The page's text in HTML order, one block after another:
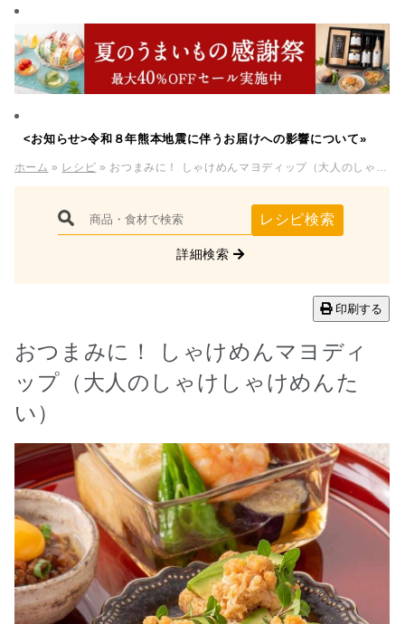
<お知らせ>令和８年熊本地震に伴うお届けへの影響について»
ホーム » レシピ » おつまみに！ しゃけめんマヨディップ（大人のしゃけしゃけめんたい）
レシピ検索
詳細検索
印刷する
おつまみに！ しゃけめんマヨディ
ップ（大人のしゃけしゃけめんた
い）